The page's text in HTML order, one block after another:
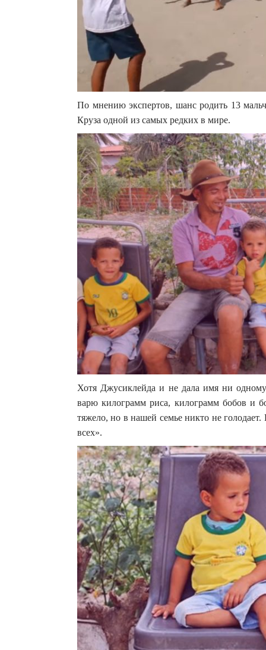
По мнению экспертов, шанс родить 13
Круза одной из самых редких в мире.
Хотя Джусиклейда и не дала имя ни
варю килограмм риса, килограмм бобов и
тяжело, но в нашей семье никто не
всех».